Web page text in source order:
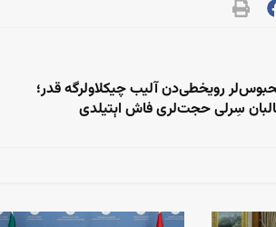
رویخطی‌دن آلیب چیکلاولرگه قدر؛
سِرلی حجت‌لری فاش اېتیلدی